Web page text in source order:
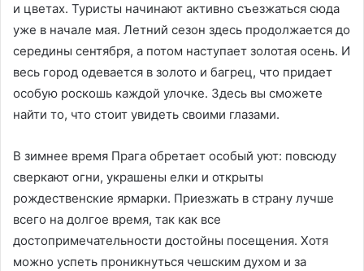
и цветах. Туристы начинают активно съезжаться сюда
уже в начале мая. Летний сезон здесь продолжается до
середины сентября, а потом наступает золотая осень. И
весь город одевается в золото и багрец, что придает
особую роскошь каждой улочке. Здесь вы сможете
найти то, что стоит увидеть своими глазами.
В зимнее время Прага обретает особый уют: повсюду
сверкают огни, украшены елки и открыты
рождественские ярмарки. Приезжать в страну лучше
всего на долгое время, так как все
достопримечательности достойны посещения. Хотя
можно успеть проникнуться чешским духом и за